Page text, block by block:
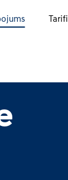
Tarifi